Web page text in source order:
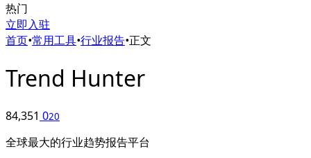
热门
立即入驻
首页•常用工具•行业报告•正文
Trend Hunter
84,351 020
全球最大的行业趋势报告平台